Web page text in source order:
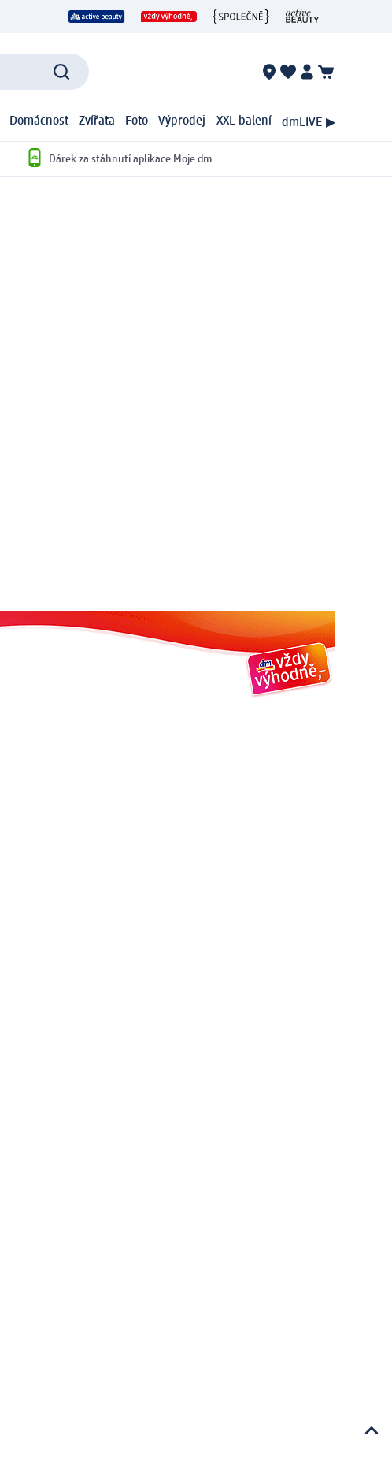
Domácnost Zvířata Foto Výprodej XXL balení dmLIVE ▶
Dárek za stáhnutí aplikace Moje dm